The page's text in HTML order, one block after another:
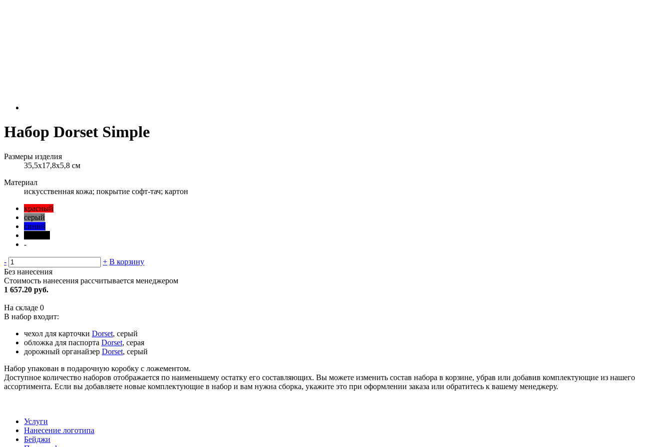
Набор Dorset Simple
Размеры изделия
35,5х17,8х5,8 см
Материал
искусственная кожа; покрытие софт-тач; картон
красный
серый
синий
-
- + В корзину
Без нанесения
Стоимость нанесения рассчитывается менеджером
1 657.20 руб.
На складе 0
В набор входит:
чехол для карточки Dorset, серый
обложка для паспорта Dorset, серая
дорожный органайзер Dorset, серый
Набор упакован в подарочную коробку с ложементом.
Доступное количество наборов отображается по наименьшему остатку его составляющих. Вы можете изменить состав набора в корзине, убрав или добавив комплектующие из нашего
ассортимента. Если вы добавляете новые комплектующие в набор и вам нужна сборка, укажите это при оформлении заказа или обратитесь к вашему менеджеру.
Услуги
Нанесение логотипа
Бейджи